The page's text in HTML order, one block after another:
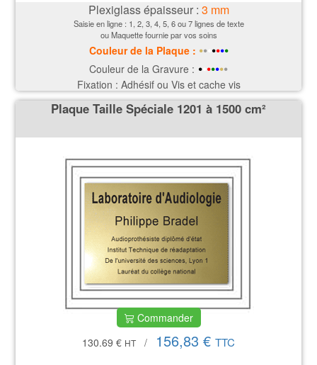
Plexiglass épaisseur : 3 mm
Saisie en ligne : 1, 2, 3, 4, 5, 6 ou 7 lignes de texte
ou Maquette fournie par vos soins
Couleur de la Plaque : ••• ••••
Couleur de la Gravure : • •••••
Fixation : Adhésif ou Vis et cache vis
Plaque Taille Spéciale 1201 à 1500 cm²
Commander
130.69 € HT / 156,83 € TTC